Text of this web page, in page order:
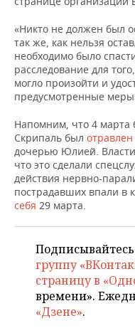
КОМУ
ТОРГОВЫЕ ЦЕНТРЫ
ТАТАРСТАНА
БЮДЖЕТ
ИНВЕСТИЦИИ
АГРОПРОМ
МАШИНОСТРОЕНИЕ
НЕФТЕХИМИЯ
НЕФТЬ
ОПК
ЭНЕРГЕТИКА
НОВОСТИ АВТО
БИЗНЕС
НОВОСТИ БИЗНЕСА
РОЗНИЧНАЯ
ТРАНСПОРТ
УСЛУГИ
ТЕХНОЛОГИИ
НОВОСТИ
IT
МЕДИА
МЕРОПРИЯТИЯ
НОВОСТИ
ВЫЕЗДНАЯ
БИЗНЕС-БРАНЧИ
ОТКРЫТАЯ ЛЕКЦИЯ
СПОРТ
НОВОСТИ СПОРТА
ФУТБОЛ
БАСКЕТБОЛ
ВОЛЕЙБОЛ
КИБЕРСПОРТ
ОБЩЕСТВО
НОВОСТИ
ИНФРАСТРУКТУРА
ИСТОРИЯ
КУЛЬТУРА
ФОТОГАЛЕРЕЯ
СЮЖЕТЫ
СПРАВОЧНИК
СПИСОК ПЕРСОН
СПИСОК КОМПАНИЙ
ПОЛНАЯ ВЕРСИЯ
«Никто не должен был
так же, как нельзя
необходимо было
расследование для
могло произойти и
предусмотренные
Напомним, что 4 марта
Скрипаль был отравлен
дочерью Юлией.
что это сделали
действия нервно-
пострадавших впали в
себя 29 марта.
группу
страницу в
времени».
«Дзене».